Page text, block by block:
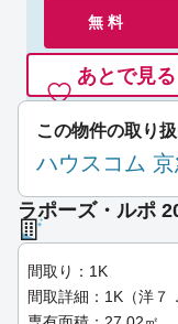
無 料
あとで見る
この物件の取り
ハウスコム
ラポーズ・ルポ
間取り：1K
間取詳細：1K（洋７